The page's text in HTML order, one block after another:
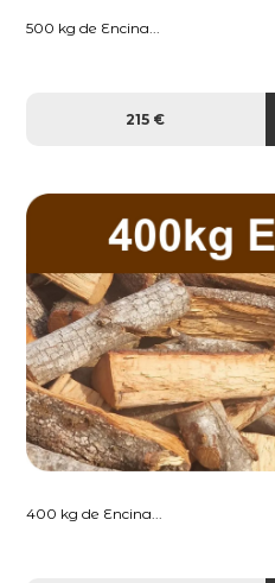
500 kg de Encina...
215 €
400 kg de Encina...